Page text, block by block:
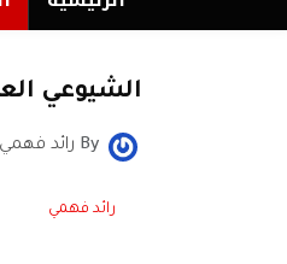
الشيوعي
By رائد فهمي
رائد فهمي